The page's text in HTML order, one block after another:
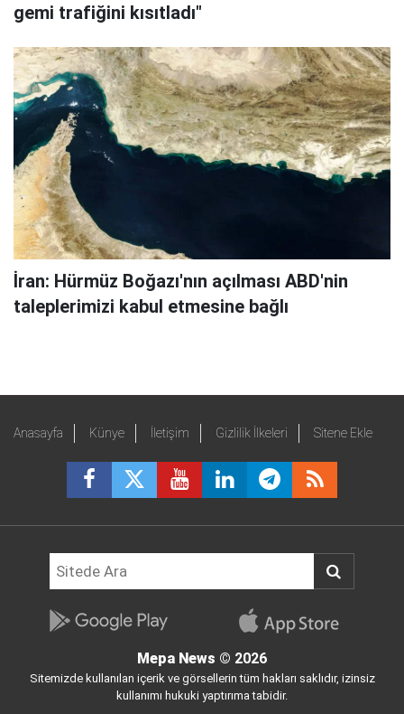
gemi trafiğini kısıtladı"
İran: Hürmüz Boğazı'nın açılması ABD'nin
taleplerimizi kabul etmesine bağlı
Anasayfa Künye İletişim Gizlilik İlkeleri Sitene Ekle
Mepa News © 2026
Sitemizde kullanılan içerik ve görsellerin tüm hakları saklıdır, izinsiz
kullanımı hukuki yaptırıma tabidir.